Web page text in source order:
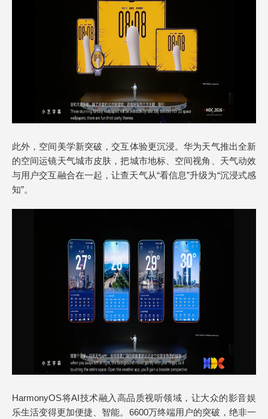
此外，空间美学新突破，交互体验更沉浸。华为天气推出全新
的空间运镜天气城市皮肤，把城市地标、空间视角、天气动效
与用户交互融合在一起，让查天气从“看信息”升级为“沉浸式感
知”。
HarmonyOS将AI技术融入高品质视听领域，让大众的影音娱
乐生活变得更加便捷、智能。6600万终端用户的突破，绝非一